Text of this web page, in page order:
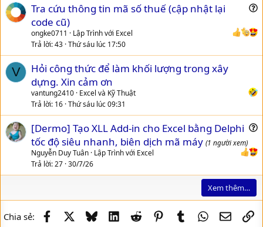
e
t
n
Tra cứu thông tin mã số thuế (cập nhật lại
code cũ)
ongke0711
Lập Trình với Excel
Trả lời 43 Thứ sáu lúc 17:50
V
Hỏi công thức để làm khối lượng trong xây
dựng. Xin cảm ơn
vantung2410 Excel và Kỹ Thuật
Trả lời 16 Thứ sáu lúc 09:31
e
t
o
[Dermo] Tạo XLL Add-in cho Excel bằng Delphi
tốc độ siêu nhanh, biên dịch mã máy (1 người xem)
Nguyễn Duy Tuân Lập Trình với Excel
Trả lời 27 30/7/26
Xem thêm…
Chia sẻ: Facebook BlueskyLinkedIn
Reddit PinterestTumblrWhatsApp
Email